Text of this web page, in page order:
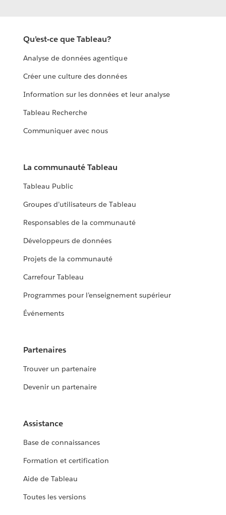
Qu’est-ce que Tableau?
Analyse de données agentique
Créer une culture des données
Information sur les données et leur analyse
Tableau Recherche
Communiquer avec nous
La communauté Tableau
Tableau Public
Groupes d’utilisateurs de Tableau
Responsables de la communauté
Développeurs de données
Projets de la communauté
Carrefour Tableau
Programmes pour l’enseignement supérieur
Événements
Partenaires
Trouver un partenaire
Devenir un partenaire
Assistance
Base de connaissances
Formation et certification
Aide de Tableau
Toutes les versions